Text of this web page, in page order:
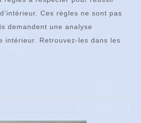
votre
Ces règles ne sont pas
demandent une analyse
intérieur. Retrouvez-les dans les